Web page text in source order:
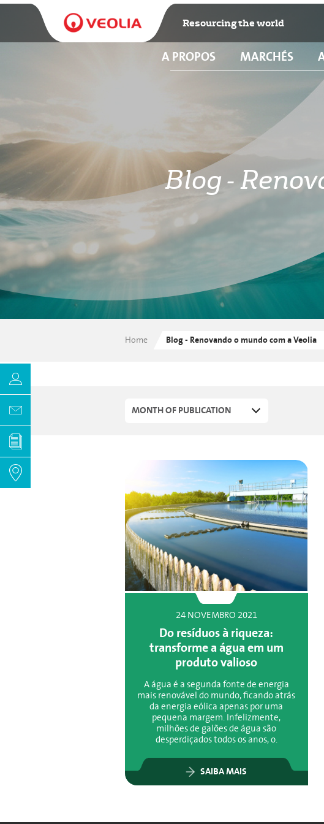
Resourcing the world
A PROPOS MARCHÉS
Blog -
Home Blog - Renovando o mundo com a Veolia
MONTH OF PUBLICATION
24 NOVEMBRO 2021
Do resíduos à riqueza:
transforme a água em um
produto valioso
A água é a segunda fonte de energia
mais renovável do mundo, ficando atrás
da energia eólica apenas por uma
pequena margem. Infelizmente,
milhões de galões de água são
desperdiçados todos os anos, o.
SAIBA MAIS